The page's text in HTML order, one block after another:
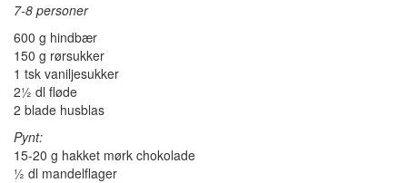
7-8 personer
600 g hindbær
150 g rørsukker
1 tsk vaniljesukker
2½ dl fløde
2 blade husblas
Pynt:
15-20 g hakket mørk chokolade
½ dl mandelflager